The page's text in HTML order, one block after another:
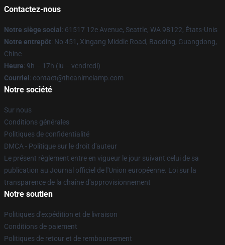
Contactez-nous
Notre siège social : 61517 12e Avenue, Seattle, WA 98122, États-Unis
Notre entrepôt: No 451, Xingang Middle Road, Baoding, Guangdong,
Chine
Heure: 9h – 17h (lu – vendredi)
Courriel : contact@theanimelamp.com
Notre société
Sur nous
Conditions générales
Politiques de confidentialité
DMCA - Politique sur le droit d'auteur
Le présent règlement entre en vigueur le jour suivant celui de sa
publication au Journal officiel de l'Union européenne. Loi sur la
transparence de la chaîne d'approvisionnement
Notre soutien
Politiques d'expédition et de livraison
Conditions de paiement
Politiques de retour et de remboursement